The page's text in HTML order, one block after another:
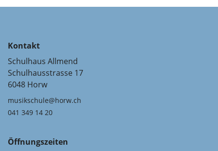
Kontakt
Schulhaus Allmend
Schulhausstrasse 17
6048 Horw
musikschule@horw.ch
041 349 14 20
Öffnungszeiten